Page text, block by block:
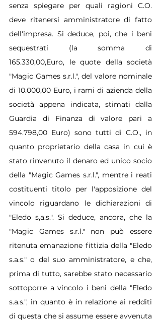
senza spiegare per quali ragioni C.O.
deve ritenersi amministratore di fatto
dell'impresa. Si deduce, poi, che i beni
sequestrati (la somma di
165.330,00,Euro, le quote della società
"Magic Games s.r.l.", del valore nominale
di 10.000,00 Euro, i rami di azienda della
società appena indicata, stimati dalla
Guardia di Finanza di valore pari a
594.798,00 Euro) sono tutti di C.O., in
quanto proprietario della casa in cui è
stato rinvenuto il denaro ed unico socio
della "Magic Games s.r.l.", mentre i reati
costituenti titolo per l'apposizione del
vincolo riguardano le dichiarazioni di
"Eledo s,a.s.". Si deduce, ancora, che la
"Magic Games s.r.l." non può essere
ritenuta emanazione fittizia della "Eledo
s.a.s." o del suo amministratore, e che,
prima di tutto, sarebbe stato necessario
sottoporre a vincolo i beni della "Eledo
s.a.s.", in quanto è in relazione ai redditi
di questa che si assume essere avvenuta